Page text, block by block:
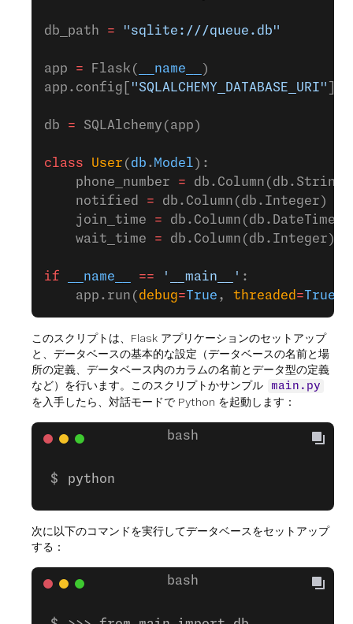
db_path = "sqlite:///queue.db"
app = Flask( __name__
)
app.config[
"SQLALCHEMY_DATABASE_URI"
db = SQLAlchemy(app)
class User ( db . Model ):
    phone_number
=
    notified
= db.Column(db.Integer)
    join_time
= db.Column(db.DateTime)
    wait_time
= db.Column(db.Integer)
if __name__ == '__main__' :
    app.run(
debug=True , threaded =True
このスクリプトは、Flask アプリケーションのセットアップ
と、データベースの基本的な設定（データベースの名前と場
所の定義、データベース内のカラムの名前とデータ型の定義
など）を行います。このスクリプトかサンプル
main.py
を入手したら、対話モードで Python を起動します：
python
次に以下のコマンドを実行してデータベースをセットアップ
する：